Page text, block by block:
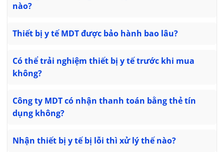
nào?
Thiết bị y tế MDT được bảo hành bao lâu?
Có thể trải nghiệm thiết bị y tế trước khi mua
không?
Công ty MDT có nhận thanh toán bằng thẻ tín
dụng không?
Nhận thiết bị y tế bị lỗi thì xử lý thế nào?